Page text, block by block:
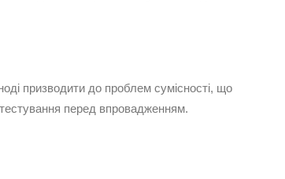
призводити до проблем сумісності, що
тестування перед впровадженням.